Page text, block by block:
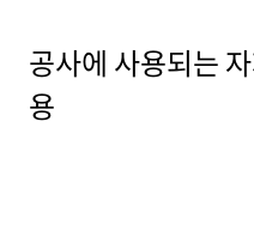
공사에 사용되는
용